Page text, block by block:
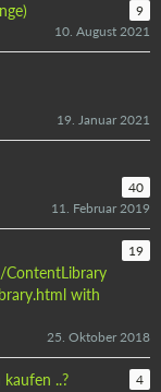
9
10. August 2021
19. Januar 2021
40
11. Februar 2019
ContentLibrary
with
19
25. Oktober 2018
kaufen ..?
4